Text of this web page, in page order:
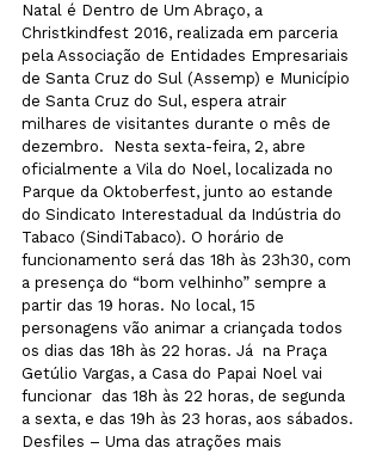
Natal é Dentro de Um Abraço, a
Christkindfest 2016, realizada em parceria
pela Associação de Entidades Empresariais
de Santa Cruz do Sul (Assemp) e Município
de Santa Cruz do Sul, espera atrair
milhares de visitantes durante o mês de
dezembro.  Nesta sexta-feira, 2, abre
oficialmente a Vila do Noel, localizada no
Parque da Oktoberfest, junto ao estande
do Sindicato Interestadual da Indústria do
Tabaco (SindiTabaco). O horário de
funcionamento será das 18h às 23h30, com
a presença do “bom velhinho” sempre a
partir das 19 horas. No local, 15
personagens vão animar a criançada todos
os dias das 18h às 22 horas. Já  na Praça
Getúlio Vargas, a Casa do Papai Noel vai
funcionar  das 18h às 22 horas, de segunda
a sexta, e das 19h às 23 horas, aos sábados.
Desfiles – Uma das atrações mais